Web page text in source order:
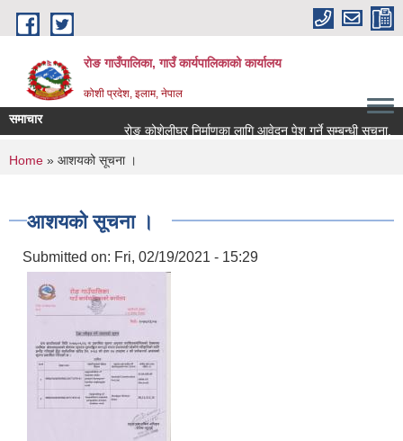
Skip to main content
रोङ गाउँपालिका, गाउँ कार्यपालिकाको कार्यालय
कोशी प्रदेश, इलाम, नेपाल
समाचार
रोङ कोशेलीघर निर्माणका लागि आवेदन पेश गर्ने सम्बन्धी सूचना.
You are here
Home » आशयको सूचना ।
आशयको सूचना ।
Submitted on: Fri, 02/19/2021 - 15:29